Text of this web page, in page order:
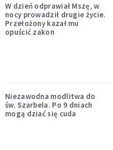
W dzień odprawiał Mszę, w
nocy prowadził drugie życie.
Przełożony kazał mu
opuścić zakon
Niezawodna modlitwa do
św. Szarbela. Po 9 dniach
mogą dziać się cuda